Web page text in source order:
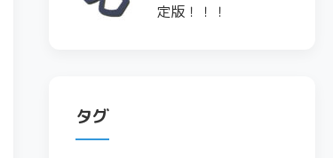
定版！！！
タグ